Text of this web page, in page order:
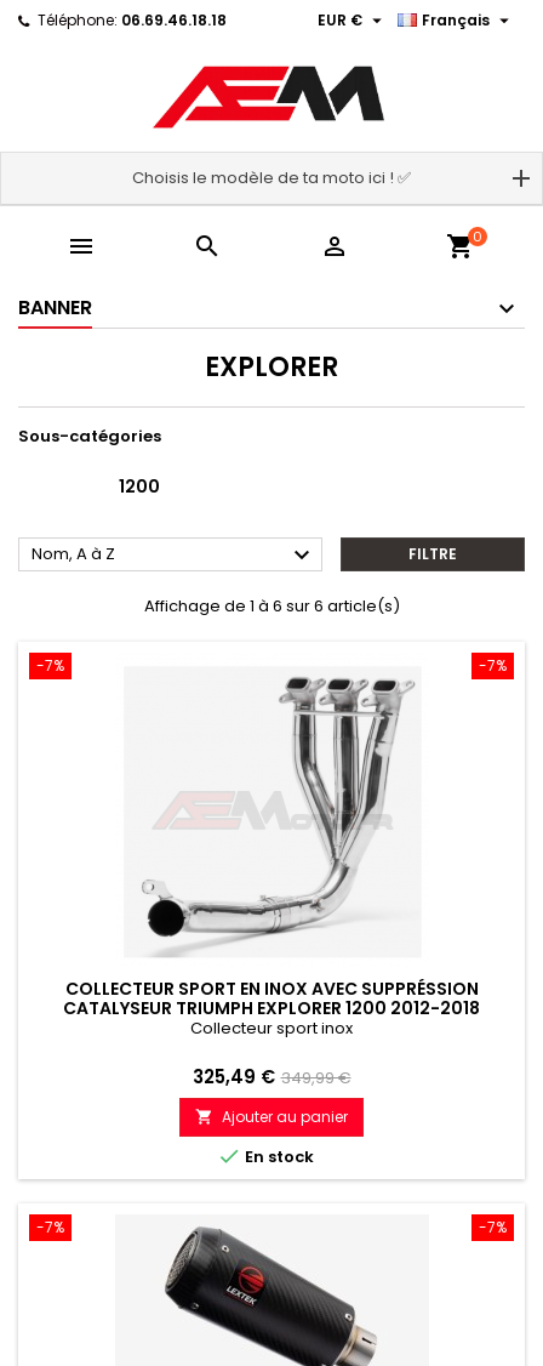
Téléphone: 06.69.46.18.18 Français 
EUR € 
Choisis le modèle de ta moto ici ! ✅
   shopping_cart0
BANNER
EXPLORER
Sous-catégories
1200
Nom, A à Z  FILTRE
Affichage de 1 à 6 sur 6 article(s)
-7%
-7%
COLLECTEUR SPORT EN INOX AVEC SUPPRÉSSION
CATALYSEUR TRIUMPH EXPLORER 1200 2012-2018
Collecteur sport inox
Prix
325,49 € Prix
de
référence
349,99 €
 Ajouter au panier
 En stock
-7%
-7%